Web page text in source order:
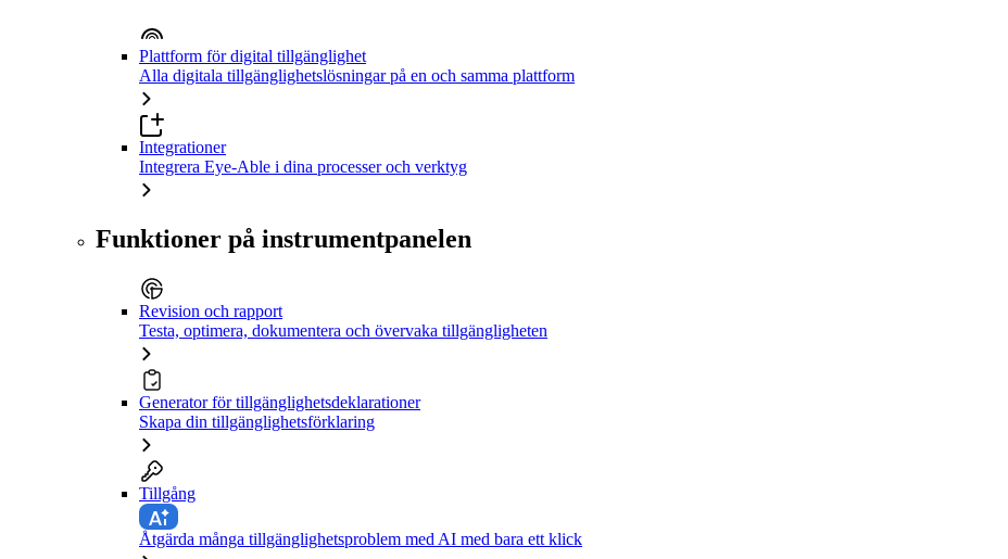
Plattform för digital tillgänglighet
Alla digitala tillgänglighetslösningar på en och samma plattform
Integrationer
Integrera Eye-Able i dina processer och verktyg
Funktioner på instrumentpanelen
Revision och rapport
Testa, optimera, dokumentera och övervaka tillgängligheten
Generator för tillgänglighetsdeklarationer
Skapa din tillgänglighetsförklaring
Tillgång
Åtgärda många tillgänglighetsproblem med AI med bara ett klick